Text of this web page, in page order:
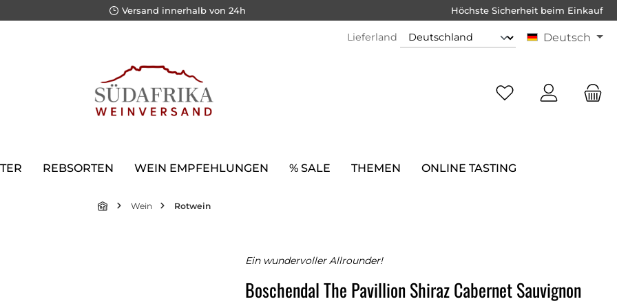
Versand innerhalb von 24h Höchste Sicherheit beim Einkauf
Lieferland Deutsch
REBSORTEN WEIN EMPFEHLUNGEN % SALE THEMEN ONLINE TASTING
Wein Rotwein
Ein wundervoller Allrounder!
Boschendal The Pavillion Shiraz Cabernet Sauvignon